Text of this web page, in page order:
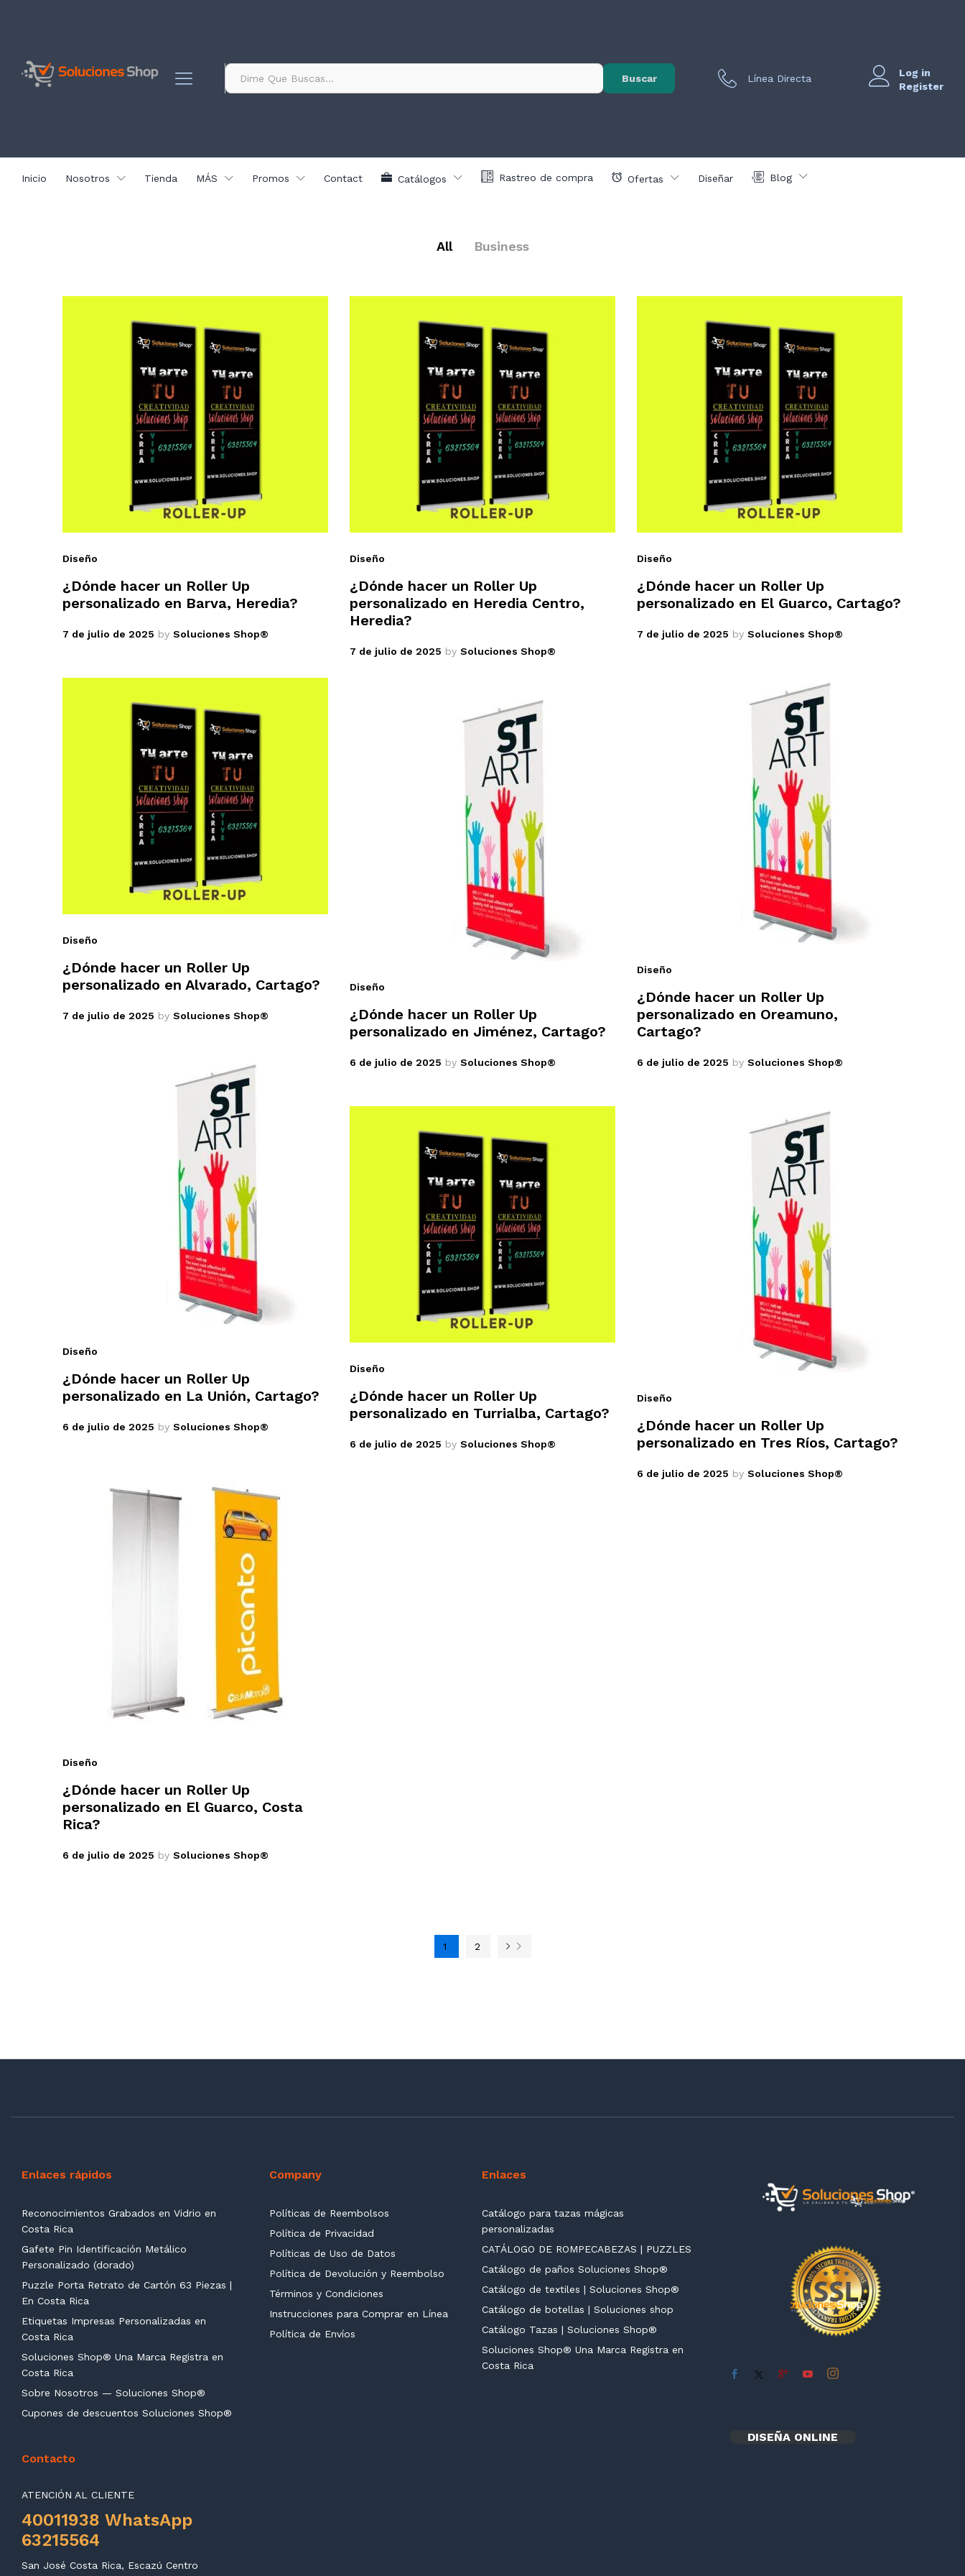
Todo Buscar Línea Directa
Log in
Register
Inicio Nosotros Tienda MÁS Promos Contact Catálogos Rastreo de compra Ofertas Diseñar Blog
All Business
Diseño
¿Dónde hacer un Roller Up
personalizado en Barva, Heredia?
7 de julio de 2025 by Soluciones Shop®
Diseño
¿Dónde hacer un Roller Up
personalizado en Heredia Centro,
Heredia?
7 de julio de 2025 by Soluciones Shop®
Diseño
¿Dónde hacer un Roller Up
personalizado en El Guarco, Cartago?
7 de julio de 2025 by Soluciones Shop®
Diseño
¿Dónde hacer un Roller Up
personalizado en Alvarado, Cartago?
7 de julio de 2025 by Soluciones Shop®
Diseño
¿Dónde hacer un Roller Up
personalizado en Oreamuno,
Cartago?
6 de julio de 2025 by Soluciones Shop®
Diseño
¿Dónde hacer un Roller Up
personalizado en Jiménez, Cartago?
6 de julio de 2025 by Soluciones Shop®
Diseño
¿Dónde hacer un Roller Up
personalizado en La Unión, Cartago?
6 de julio de 2025 by Soluciones Shop®
Diseño
¿Dónde hacer un Roller Up
personalizado en Turrialba, Cartago?
6 de julio de 2025 by Soluciones Shop®
Diseño
¿Dónde hacer un Roller Up
personalizado en Tres Ríos, Cartago?
6 de julio de 2025 by Soluciones Shop®
Diseño
¿Dónde hacer un Roller Up
personalizado en El Guarco, Costa
Rica?
6 de julio de 2025 by Soluciones Shop®
1 2
Enlaces rápidos
Reconocimientos Grabados en Vidrio en
Costa Rica
Gafete Pin Identificación Metálico
Personalizado (dorado)
Puzzle Porta Retrato de Cartón 63 Piezas |
En Costa Rica
Etiquetas Impresas Personalizadas en
Costa Rica
Soluciones Shop® Una Marca Registra en
Costa Rica
Sobre Nosotros — Soluciones Shop®
Cupones de descuentos Soluciones Shop®
Contacto
ATENCIÓN AL CLIENTE
40011938 WhatsApp
63215564
San José Costa Rica, Escazú Centro
Company
Políticas de Reembolsos
Política de Privacidad
Políticas de Uso de Datos
Política de Devolución y Reembolso
Términos y Condiciones
Instrucciones para Comprar en Línea
Política de Envíos
Enlaces
Catálogo para tazas mágicas
personalizadas
CATÁLOGO DE ROMPECABEZAS | PUZZLES
Catálogo de paños Soluciones Shop®
Catálogo de textiles | Soluciones Shop®
Catálogo de botellas | Soluciones shop
Catálogo Tazas | Soluciones Shop®
Soluciones Shop® Una Marca Registra en
Costa Rica
DISEÑA ONLINE